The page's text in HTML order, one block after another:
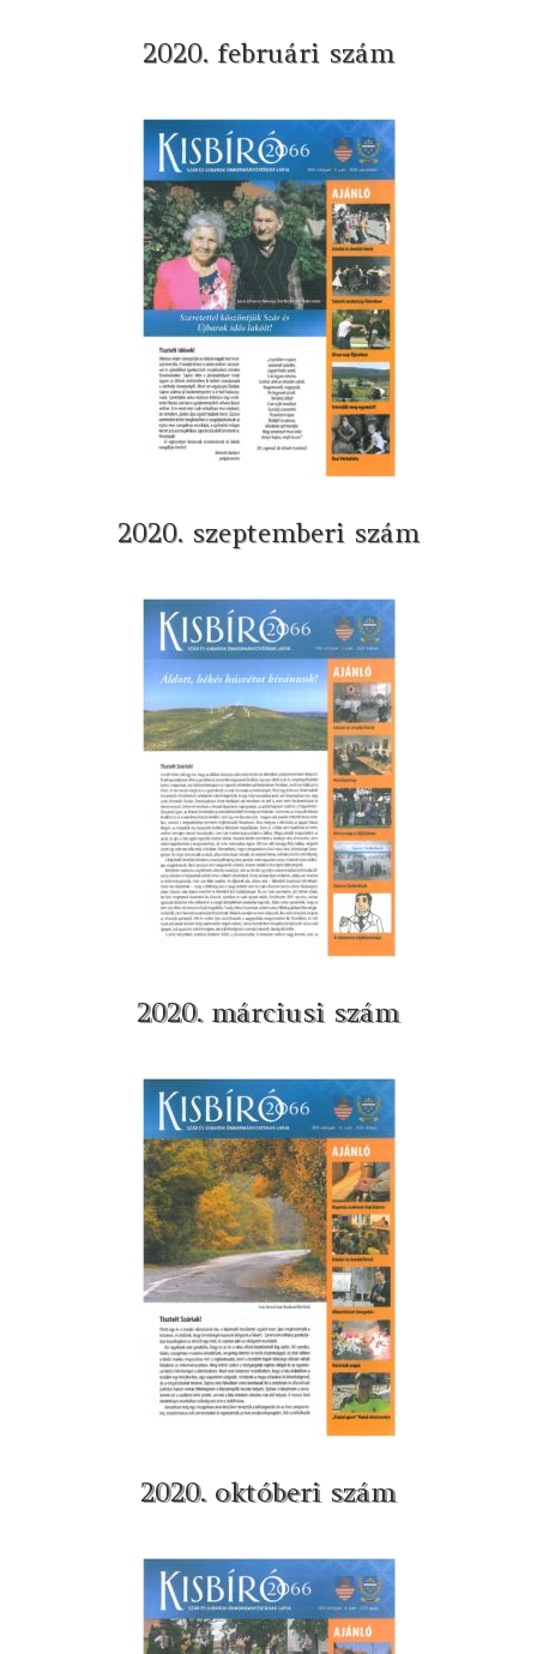
2020. februári szám
2020. szeptemberi szám
2020. márciusi szám
2020. októberi szám